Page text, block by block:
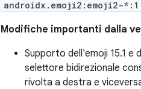
androidx.emoji2:emoji2-
Modifiche importanti dalla
Supporto dell'emoji 15.1 e
selettore bidirezionale
rivolta a destra e